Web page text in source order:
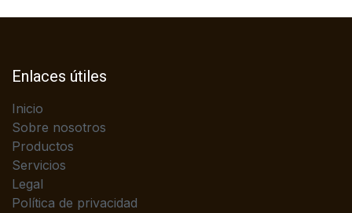
Enlaces útiles
Inicio
Sobre nosotros
Productos
Servicios
Legal
Política de privacidad